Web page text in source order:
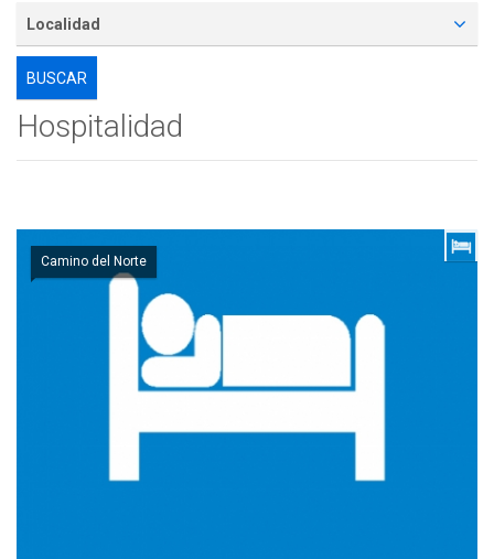
Localidad
Hospitalidad
Camino del Norte